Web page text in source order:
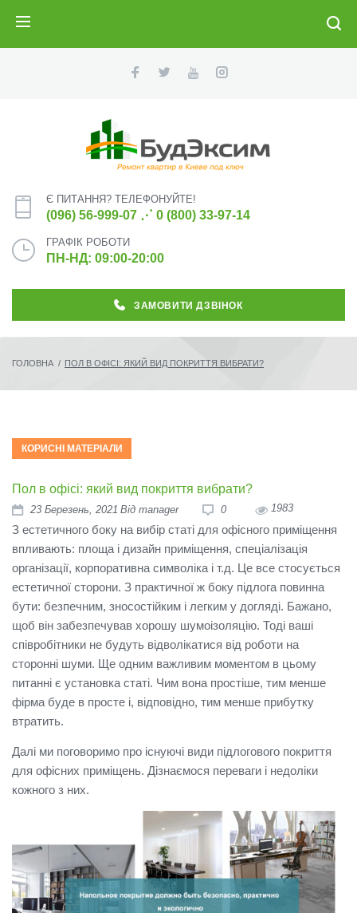
Є ПИТАННЯ? ТЕЛЕФОНУЙТЕ!
(096) 56-999-07 ⋰ 0 (800) 33-97-14
ГРАФІК РОБОТИ
ПН-НД: 09:00-20:00
ЗАМОВИТИ ДЗВІНОК
ГОЛОВНА / ПОЛ В ОФІСІ: ЯКИЙ ВИД ПОКРИТТЯ ВИБРАТИ?
КОРИСНІ МАТЕРІАЛИ
Пол в офісі: який вид покриття вибрати?
23 Березень, 2021 Від manager 0 1983
З естетичного боку на вибір статі для офісного приміщення
впливають: площа і дизайн приміщення, спеціалізація
організації, корпоративна символіка і т.д. Це все стосується
естетичної сторони. З практичної ж боку підлога повинна
бути: безпечним, зносостійким і легким у догляді. Бажано,
щоб він забезпечував хорошу шумоізоляцію. Тоді ваші
співробітники не будуть відволікатися від роботи на
сторонні шуми. Ще одним важливим моментом в цьому
питанні є установка статі. Чим вона простіше, тим менше
фірма буде в просте і, відповідно, тим менше прибутку
втратить.
Далі ми поговоримо про існуючі види підлогового покриття
для офісних приміщень. Дізнаємося переваги і недоліки
кожного з них.